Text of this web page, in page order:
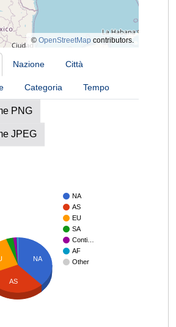
© OpenStreetMap contributors.
Nazione Città
Categoria Tempo
PNG
JPEG
NA
AS
EU
SA
Conti…
AF
Other
NA
AS